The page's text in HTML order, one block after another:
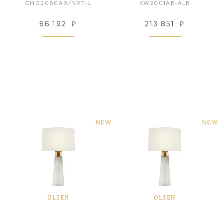
CHD2080AB/NRT-L
66 192 ₽
KW2001AB-ALB
213 851 ₽
NEW
OLSEN
NEW
OLSEN